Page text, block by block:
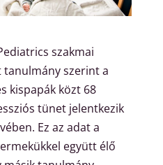
szakmai
szerint a
kispapák közt 68
tünet jelentkezik
Ez az adat a
együtt élő